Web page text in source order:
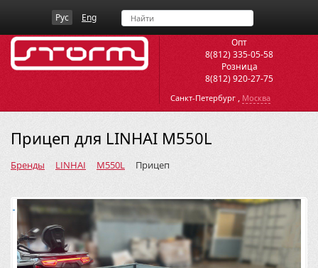
Рус Eng
Опт
8(812) 335-05-58
Розница
8(812) 920-27-75
Санкт-Петербург , Москва
Прицеп для LINHAI M550L
Бренды LINHAI M550L Прицеп